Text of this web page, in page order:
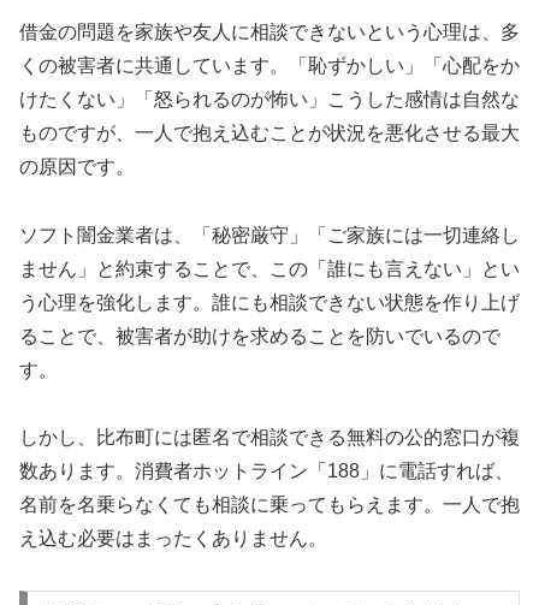
借金の問題を家族や友人に相談できないという心理は、多
くの被害者に共通しています。「恥ずかしい」「心配をか
けたくない」「怒られるのが怖い」こうした感情は自然な
ものですが、一人で抱え込むことが状況を悪化させる最大
の原因です。
ソフト闇金業者は、「秘密厳守」「ご家族には一切連絡し
ません」と約束することで、この「誰にも言えない」とい
う心理を強化します。誰にも相談できない状態を作り上げ
ることで、被害者が助けを求めることを防いでいるので
す。
しかし、比布町には匿名で相談できる無料の公的窓口が複
数あります。消費者ホットライン「188」に電話すれば、
名前を名乗らなくても相談に乗ってもらえます。一人で抱
え込む必要はまったくありません。